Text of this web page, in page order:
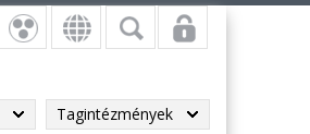
Tagintézmények